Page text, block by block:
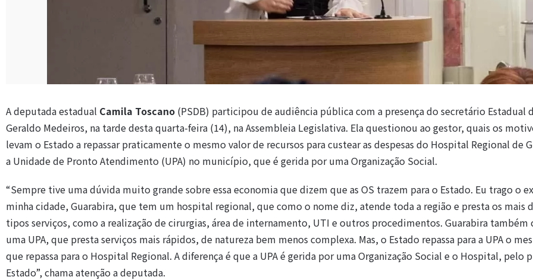
A deputada estadual Camila Toscano (PSDB) participou de audiência pública com a presença do secretário Estadual
Geraldo Medeiros, na tarde desta quarta-feira (14), na Assembleia Legislativa. Ela questionou ao gestor, quais os
levam o Estado a repassar praticamente o mesmo valor de recursos para custear as despesas do Hospital Regional de
a Unidade de Pronto Atendimento (UPA) no município, que é gerida por uma Organização Social.
“Sempre tive uma dúvida muito grande sobre essa economia que dizem que as OS trazem para o Estado. Eu trago o
minha cidade, Guarabira, que tem um hospital regional, que como o nome diz, atende toda a região e presta os mais
tipos serviços, como a realização de cirurgias, área de internamento, UTI e outros procedimentos. Guarabira também
uma UPA, que presta serviços mais rápidos, de natureza bem menos complexa. Mas, o Estado repassa para a UPA o
que repassa para o Hospital Regional. A diferença é que a UPA é gerida por uma Organização Social e o Hospital, pelo
Estado”, chama atenção a deputada.